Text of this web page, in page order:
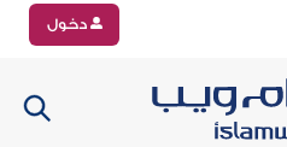
دخول